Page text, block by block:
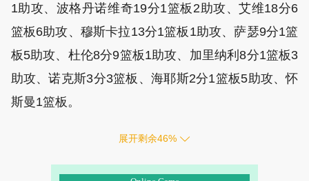
1助攻、波格丹诺维奇19分1篮板2助攻、艾维18分6
篮板6助攻、穆斯卡拉13分1篮板1助攻、萨瑟9分1篮
板5助攻、杜伦8分9篮板1助攻、加里纳利8分1篮板3
助攻、诺克斯3分3篮板、海耶斯2分1篮板5助攻、怀
斯曼1篮板。
展开剩余46%